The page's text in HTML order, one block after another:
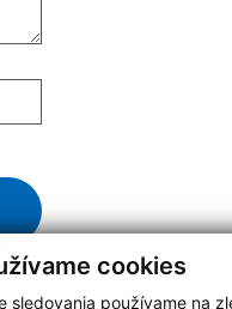
cookies
sledovania používame na
Response